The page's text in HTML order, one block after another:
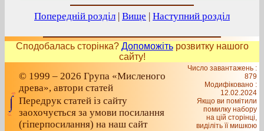
Попередній розділ | Вище | Наступний розділ
Сподобалась сторінка? Допоможітьрозвитку нашого
сайту!
© 1999 – 2026 Група «Мисленого
древа», автори статей
Передрук статей із сайту
заохочується за умови посилання
(гіперпосилання) на наш сайт
Число завантажень :
879
Модифіковано :
12.02.2024
Якщо ви помітили
помилку набору
на цiй сторiнцi,
видiлiть її мишкою